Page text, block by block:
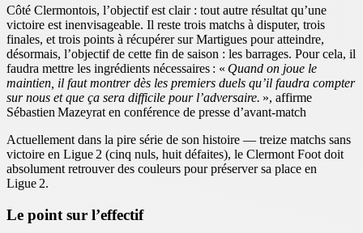
Côté Clermontois, l’objectif est clair : tout autre résultat qu’une
victoire est inenvisageable. Il reste trois matchs à disputer, trois
finales, et trois points à récupérer sur Martigues pour atteindre,
désormais, l’objectif de cette fin de saison : les barrages. Pour cela, il
faudra mettre les ingrédients nécessaires : « Quand on joue le
maintien, il faut montrer dès les premiers duels qu’il faudra compter
sur nous et que ça sera difficile pour l’adversaire. », affirme
Sébastien Mazeyrat en conférence de presse d’avant-match
Actuellement dans la pire série de son histoire — treize matchs sans
victoire en Ligue 2 (cinq nuls, huit défaites), le Clermont Foot doit
absolument retrouver des couleurs pour préserver sa place en
Ligue 2.
Le point sur l’effectif